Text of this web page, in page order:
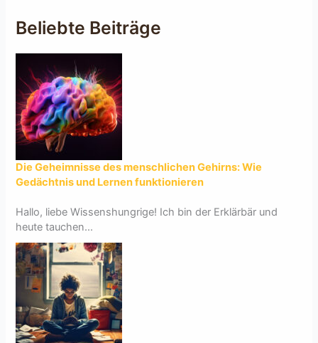
Beliebte Beiträge
Die Geheimnisse des menschlichen Gehirns: Wie
Gedächtnis und Lernen funktionieren
Hallo, liebe Wissenshungrige! Ich bin der Erklärbär und
heute tauchen...